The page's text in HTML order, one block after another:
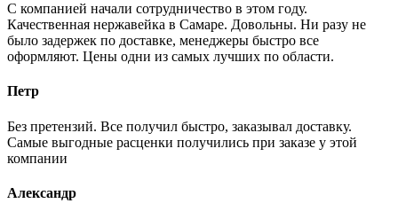
С компанией начали сотрудничество в этом году.
Качественная нержавейка в Самаре. Довольны. Ни разу не
было задержек по доставке, менеджеры быстро все
оформляют. Цены одни из самых лучших по области.
Петр
Без претензий. Все получил быстро, заказывал доставку.
Самые выгодные расценки получились при заказе у этой
компании
Александр